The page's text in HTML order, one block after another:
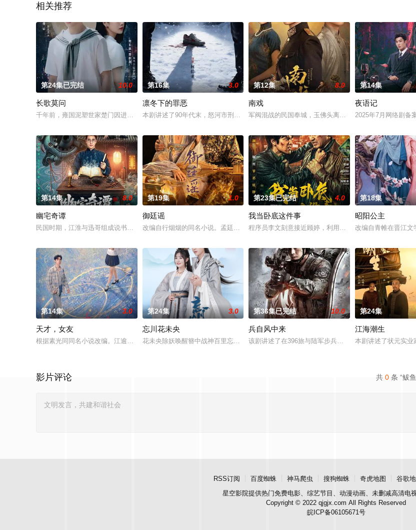
相关推荐
第24集已完结 10.0
长歌莫问
千年前，雍国泥塑世家楚门因进贡的“十二生肖”离奇流血炸裂，惨遭满门流放，楚父以死鸣冤。楚家大小姐楚梓鸢带着滔天恨意，在
第16集 3.0
凛冬下的罪恶
本剧讲述了90年代末，怒河市刑侦支队在无普及监控、无DNA鉴定技术的支持下，通过摸排、
第12集 8.0
南戏
军阀混战的民国奉城，玉佛头离奇失窃，戏班主横尸戏
第14集
夜语记
2025年7月网络剧备
第14集 8.0
幽宅奇谭
民国时期，江淮与迅哥组成说书班子，偶遇“白天人住屋，晚上鬼占房”的阴阳宅，江淮被掳走配“阴婚”。他与女探长穆英搭档，侦破阎
第19集 1.0
御廷谣
改编自行烟烟的同名小说。孟廷辉，大平王朝有史以来个以女子进士科三元及第入翰林院的奇
第23集已完结 4.0
我当卧底这件事
程序员李文刻意接近顾婷，利用顾炎女儿奴的属性，请
第18集
昭阳公主
改编自青帷在晋江文
第14集 3.0
天才，女友
根据素光同同名小说改编。江逾白长大以后，林知夏忽然对他说：“江逾白，我喜欢你，哲学和生物学意义上的喜欢。”那个夜晚，他
第24集 3.0
忘川花未央
花未央除妖唤醒簪中战神百里忘川元神，二人共感相连，一同寻仙草修复肉身。未央动心，却
第36集已完结 10.0
兵自风中来
该剧讲述了在396旅与陆军步兵学院联合举办的小型军事
第24集
江海潮生
本剧讲述了状元实业
共 0 条 “鲅
影片评论
RSS订阅 百度蜘蛛 神马爬虫 搜狗蜘蛛 奇虎地图 谷歌
星空影院提供热门免费电影、综艺节目、动漫动画、未删减高清电
Copyright © 2022 qjgjx.com All Rights Reserved
皖ICP备06105671号